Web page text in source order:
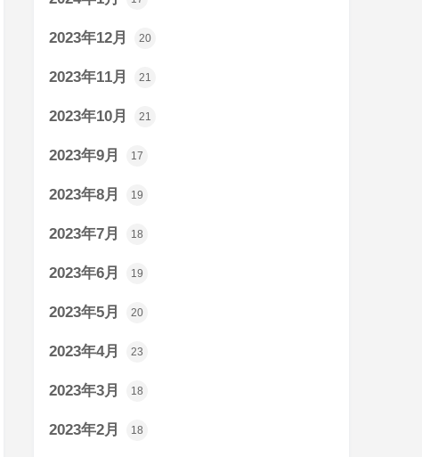
2023年12月 20
2023年11月 21
2023年10月 21
2023年9月 17
2023年8月 19
2023年7月 18
2023年6月 19
2023年5月 20
2023年4月 23
2023年3月 18
2023年2月 18